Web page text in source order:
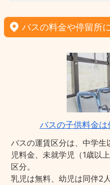
バスの料金や停留所
バスの子供料金は
バスの運賃区分は、中学
児料金、未就学児（1歳以
区分。
乳児は無料、幼児は同伴2